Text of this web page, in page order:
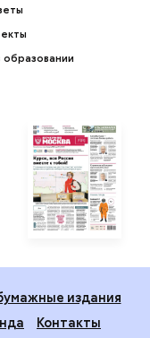
образовании
издания
Контакты